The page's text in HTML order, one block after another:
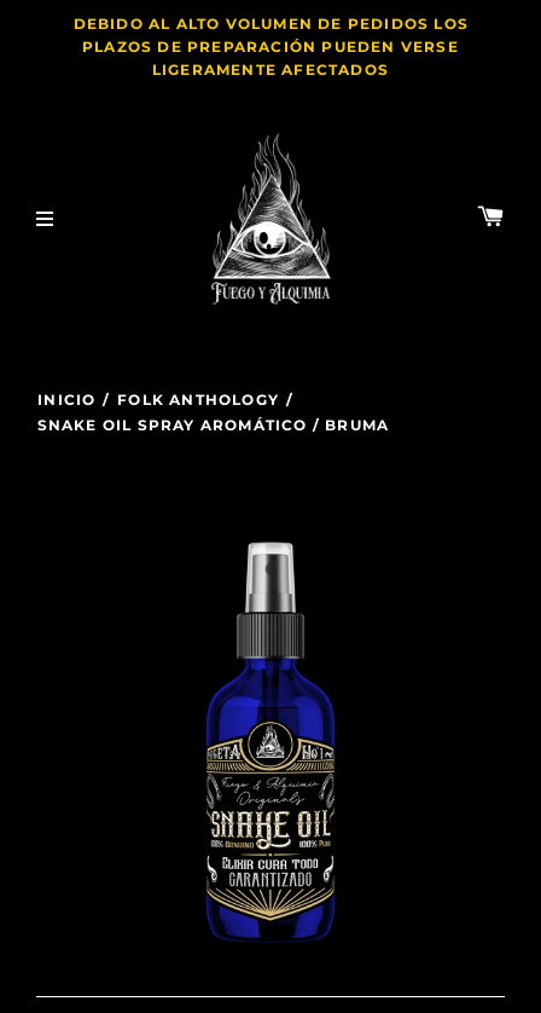
DEBIDO AL ALTO VOLUMEN DE PEDIDOS LOS
PLAZOS DE PREPARACIÓN PUEDEN VERSE
LIGERAMENTE AFECTADOS
INICIO / FOLK ANTHOLOGY /
SNAKE OIL SPRAY AROMÁTICO / BRUMA